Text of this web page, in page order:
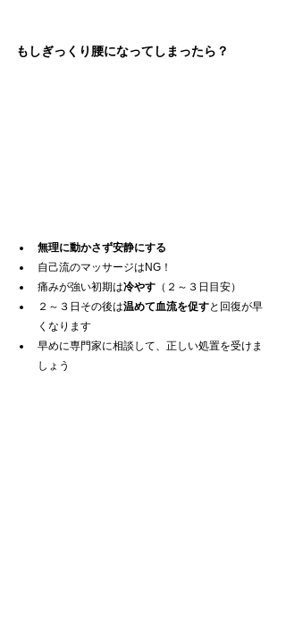
もしぎっくり腰になってしまったら？
無理に動かさず安静にする
自己流のマッサージはNG！
痛みが強い初期は冷やす （２～３日目安）
２～３日その後は温めて血流を促すと回復が早
くなります
早めに専門家に相談して、正しい処置を受けま
しょう